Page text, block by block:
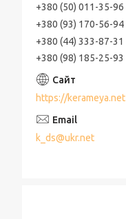
+380 (50) 011-35-96
+380 (93) 170-56-94
+380 (44) 333-87-31
+380 (98) 185-25-93
https://kerameya.net
k_ds@ukr.net